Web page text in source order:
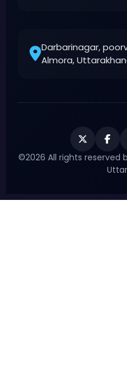
Darbarinagar,
Almora,
©2026 All rights reserved